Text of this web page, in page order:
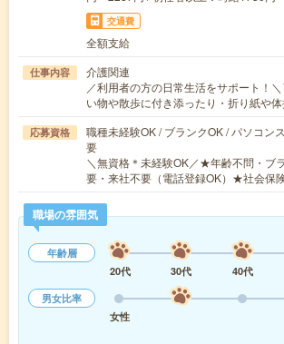
交通費
全額支給
仕事内容
介護関連
／利用者の方の日常生活をサポート！
い物や散歩に付き添ったり・折り紙や
応募資格
職種未経験OK / ブランクOK / パソコン
要
＼無資格＊未経験OK／★年齢不問・ブ
要・来社不要（電話登録OK）★社会保
職場の雰囲気
年齢層
20代
30代 40代
男女比率
女性